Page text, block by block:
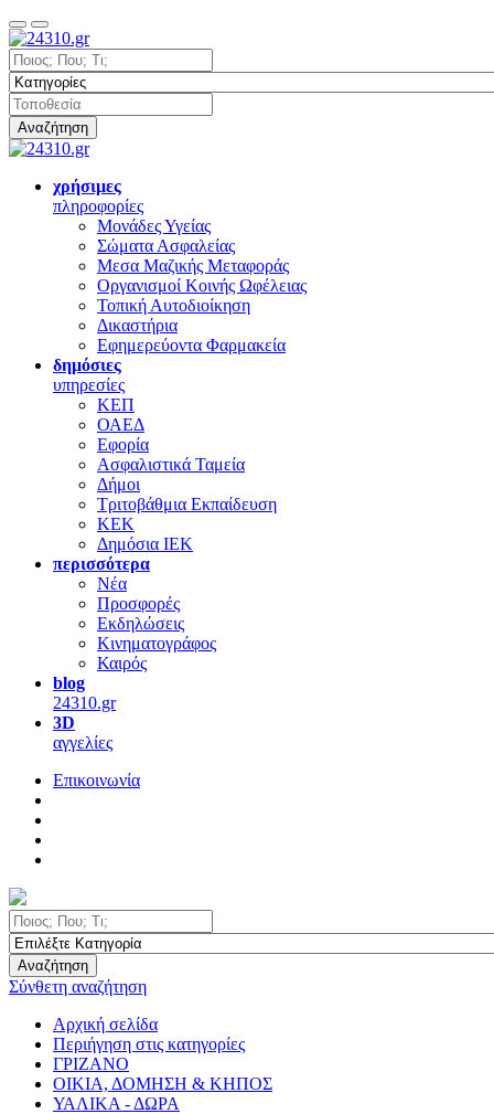
Αναζήτηση
χρήσιμες
πληροφορίες
Μονάδες Υγείας
Σώματα Ασφαλείας
Μεσα Μαζικής Μεταφοράς
Οργανισμοί Κοινής Ωφέλειας
Τοπική Αυτοδιοίκηση
Δικαστήρια
Εφημερεύοντα Φαρμακεία
δημόσιες
υπηρεσίες
ΚΕΠ
ΟΑΕΔ
Εφορία
Ασφαλιστικά Ταμεία
Δήμοι
Τριτοβάθμια Εκπαίδευση
ΚΕΚ
Δημόσια ΙΕΚ
περισσότερα
Νέα
Προσφορές
Εκδηλώσεις
Κινηματογράφος
Καιρός
blog
24310.gr
3D
αγγελίες
Επικοινωνία
Αναζήτηση
Σύνθετη αναζήτηση
Αρχική σελίδα
Περιήγηση στις κατηγορίες
ΓΡΙΖΑΝΟ
ΟΙΚΙΑ, ΔΟΜΗΣΗ & ΚΗΠΟΣ
ΥΑΛΙΚΑ - ΔΩΡΑ